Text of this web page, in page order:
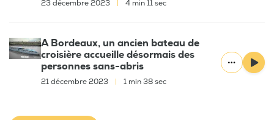
23 décembre 2023 4 min 11 sec
A Bordeaux, un ancien bateau de
croisière accueille désormais des
personnes sans-abris
21 décembre 2023 1 min 38 sec